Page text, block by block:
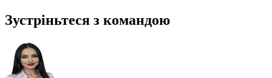
Зустріньтеся з командою